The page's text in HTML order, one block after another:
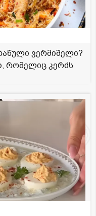
ვერმიშელი?
რომელიც კერძს